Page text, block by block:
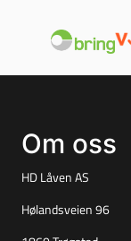
Om oss
HD Låven AS
Hølandsveien 96